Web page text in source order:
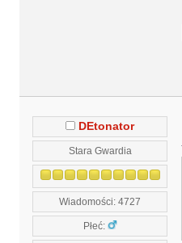
DEtonator
Stara Gwardia
Wiadomości: 4727
Płeć: